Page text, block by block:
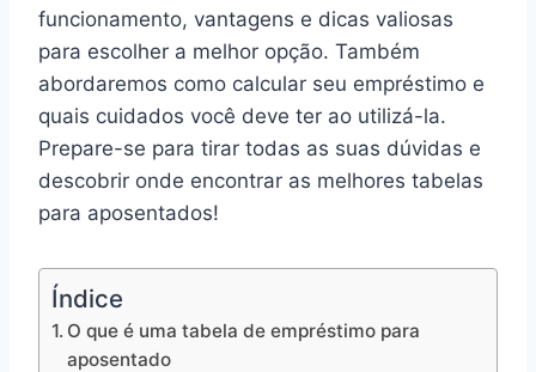
funcionamento, vantagens e dicas valiosas
para escolher a melhor opção. Também
abordaremos como calcular seu empréstimo e
quais cuidados você deve ter ao utilizá-la.
Prepare-se para tirar todas as suas dúvidas e
descobrir onde encontrar as melhores tabelas
para aposentados!
Índice
O que é uma tabela de empréstimo para
aposentado